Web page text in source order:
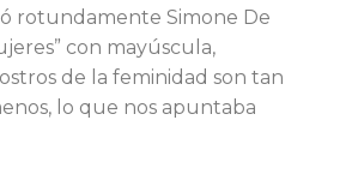
rotundamente Si­mone De
con mayús­cula,
de la feminidad son tan
lo que nos apuntaba